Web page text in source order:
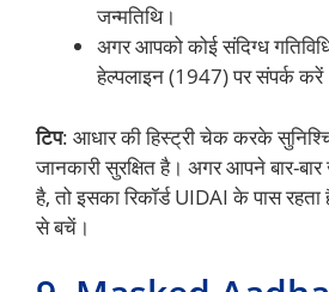
जन्मतिथि।
अगर आपको कोई संदिग्ध
हेल्पलाइन (1947) पर संपर्क
टिप: आधार की हिस्ट्री चेक करके
जानकारी सुरक्षित है। अगर आपने बार-बार
है, तो इसका रिकॉर्ड UIDAI के पास
से बचें।